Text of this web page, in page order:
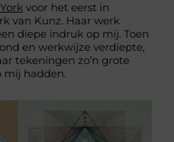
voor het eerst in
van Kunz. Haar werk
diepe indruk op mij. Toen
en werkwijze verdiepte,
tekeningen zo’n grote
mij hadden.